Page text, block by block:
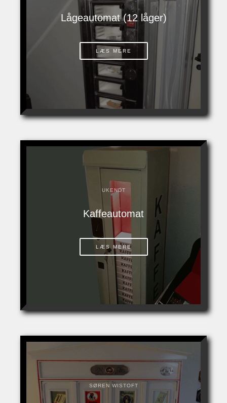
Lågeautomat (12 låger)
LÆS MERE
UKENDT
Kaffeautomat
LÆS MERE
SØREN WISTOFT